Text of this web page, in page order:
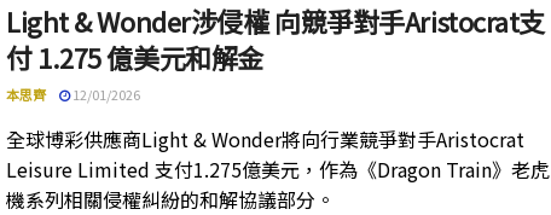
Light & Wonder涉侵權 向競爭對手Aristocrat支
付 1.275 億美元和解金
本思齊 12/01/2026
全球博彩供應商Light & Wonder將向行業競爭對手Aristocrat
Leisure Limited 支付1.275億美元，作為《Dragon Train》老虎
機系列相關侵權糾紛的和解協議部分。